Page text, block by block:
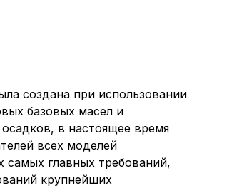
создана при использовании
базовых масел и
в настоящее время
всех моделей
самых главных требований,
крупнейших